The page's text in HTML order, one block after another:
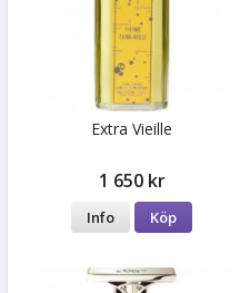
Extra Vieille
1 650 kr
Info Köp